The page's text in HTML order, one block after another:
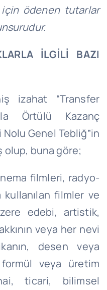
ödenen tutarlar
İLGİLİ BAZI
izahat “Transfer
Örtülü Kazanç
Nolu Genel Tebliğ”in
olup, buna göre;
filmleri, radyo-
kullanılan filmler ve
edebi, artistik,
veya her nevi
desen veya
veya üretim
ticari, bilimsel